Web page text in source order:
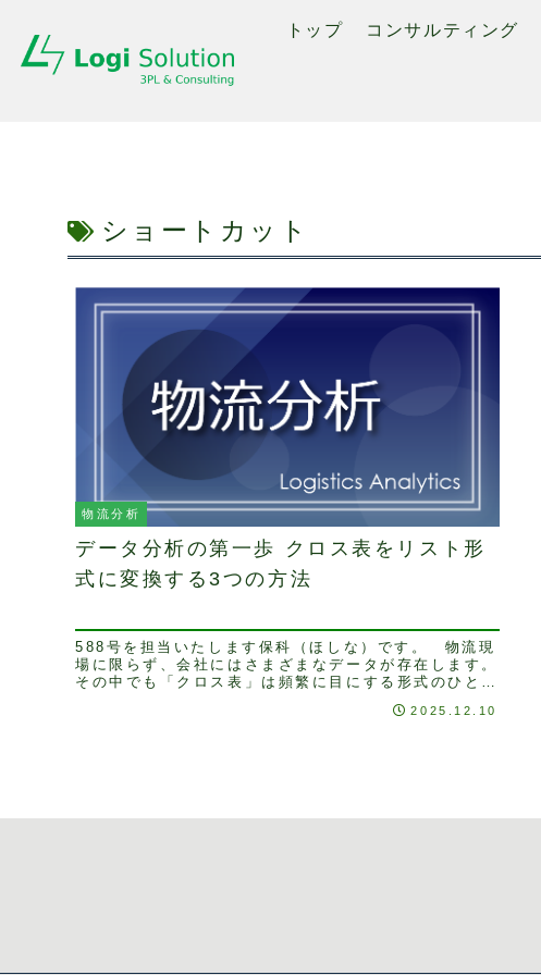
トップ コンサルティング
ショートカット
物流分析
データ分析の第一歩 クロス表をリスト形
式に変換する3つの方法
588号を担当いたします保科（ほしな）です。 物流現
場に限らず、会社にはさまざまなデータが存在します。
その中でも「クロス表」は頻繁に目にする形式のひとつ
2025.12.10